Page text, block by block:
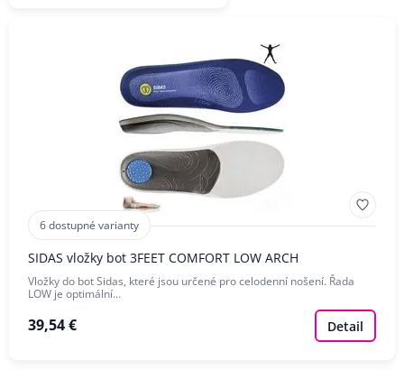
6 dostupné varianty
SIDAS vložky bot 3FEET COMFORT LOW ARCH
Vložky do bot Sidas, které jsou určené pro celodenní nošení. Řada
LOW je optimální…
39,54 € Detail